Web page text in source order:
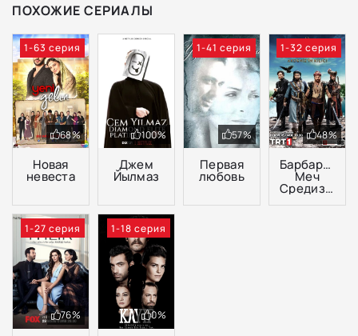
ПОХОЖИЕ СЕРИАЛЫ
Новая
невеста
68%
1-63 серия
Джем
Йылмаз
100%
Первая
любовь
57%
1-41 серия
Барбароссы:
Меч
Средиземноморья
48%
1-32 серия
76%
1-27 серия
0%
1-18 серия